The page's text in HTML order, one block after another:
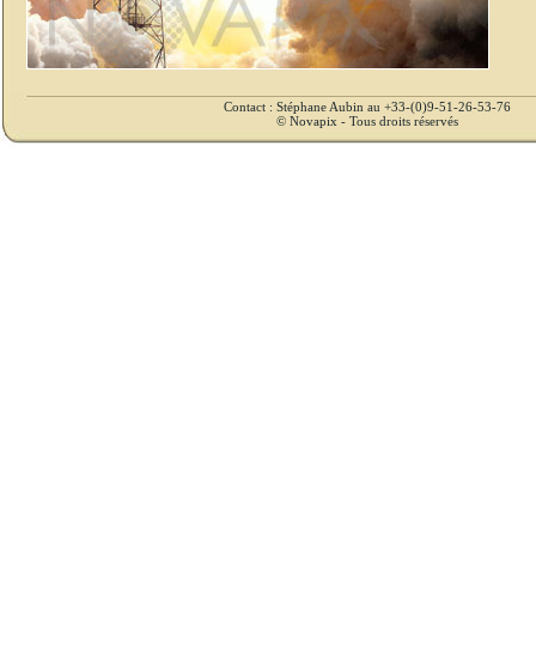
Contact : Stéphane Aubin au +33-(0)9-51-26-53-76
© Novapix - Tous droits réservés